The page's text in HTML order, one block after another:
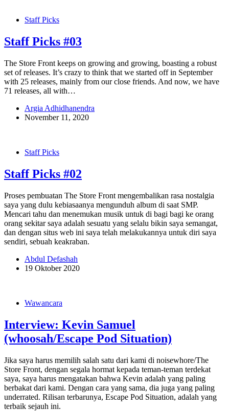
Staff Picks
Staff Picks #03
The Store Front keeps on growing and growing, boasting a robust
set of releases. It’s crazy to think that we started off in September
with 25 releases, mainly from our close friends. And now, we have
71 releases, all with…
Argia Adhidhanendra
November 11, 2020
Staff Picks
Staff Picks #02
Proses pembuatan The Store Front mengembalikan rasa nostalgia
saya yang dulu kebiasaanya mengunduh album di saat SMP.
Mencari tahu dan menemukan musik untuk di bagi bagi ke orang
orang sekitar saya adalah sesuatu yang selalu bikin saya semangat,
dan dengan situs web ini saya telah melakukannya untuk diri saya
sendiri, sebuah keakraban.
Abdul Defashah
19 Oktober 2020
Wawancara
Interview: Kevin Samuel
(whoosah/Escape Pod Situation)
Jika saya harus memilih salah satu dari kami di noisewhore/The
Store Front, dengan segala hormat kepada teman-teman terdekat
saya, saya harus mengatakan bahwa Kevin adalah yang paling
berbakat dari kami. Dengan cara yang sama, dia juga yang paling
underrated. Rilisan terbarunya, Escape Pod Situation, adalah yang
terbaik sejauh ini.